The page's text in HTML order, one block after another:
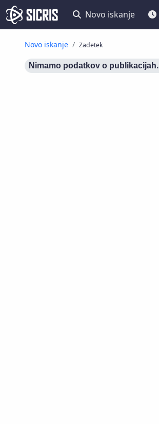
Novo iskanje
Novo iskanje Zadetek
Nimamo podatkov o publikacijah.